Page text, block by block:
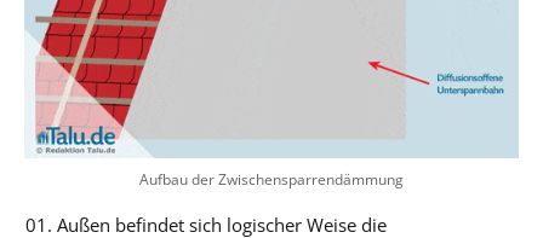
Aufbau der Zwischensparrendämmung
Außen befindet sich logischer Weise die